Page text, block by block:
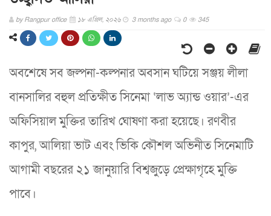
byRangpur office ১৮ এপ্রিল, ২০২৬ 3 months ago 0 345
অবশেষে সব জল্পনা-কল্পনার অবসান ঘটিয়ে সঞ্জয় লীলা
বানসালির বহুল প্রতিক্ষীত সিনেমা ‘লাভ অ্যান্ড ওয়ার’-এর
অফিসিয়াল মুক্তির তারিখ ঘোষণা করা হয়েছে। রণবীর
কাপুর, আলিয়া ভাট এবং ভিকি কৌশল অভিনীত সিনেমাটি
আগামী বছরের ২১ জানুয়ারি বিশ্বজুড়ে প্রেক্ষাগৃহে মুক্তি
পাবে।